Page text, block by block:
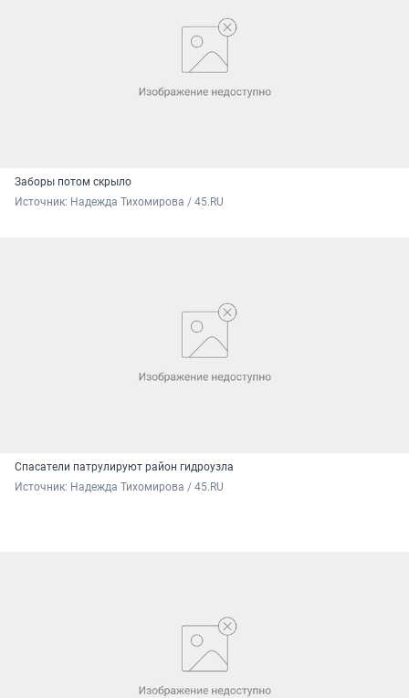
Заборы потом скрыло
Источник: Надежда Тихомирова / 45.RU
Спасатели патрулируют район гидроузла
Источник: Надежда Тихомирова / 45.RU